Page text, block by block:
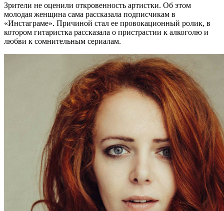
Зрители не оценили откровенность артистки. Об этом
молодая женщина сама рассказала подписчикам в
«Инстаграме». Причиной стал ее провокационный ролик, в
котором гитаристка рассказала о пристрастии к алкоголю и
любви к сомнительным сериалам.